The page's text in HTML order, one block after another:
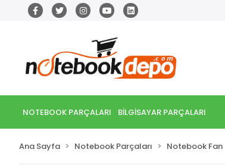
NOTEBOOK PARÇALARI BİLGİSAYAR PARÇALARI
Ana Sayfa Notebook Parçaları Notebook Fan